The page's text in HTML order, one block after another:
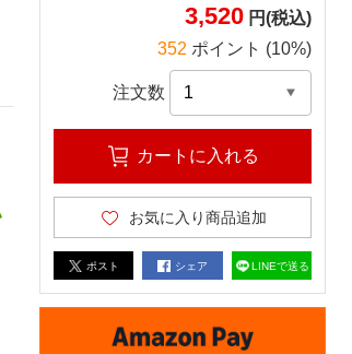
3,520 円(税込)
352 ポイント (10%)
注文数
カートに入れる
お気に入り商品追加
ポスト シェア LINEで送る